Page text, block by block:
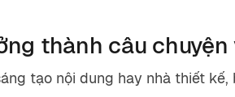
thành câu
tạo nội dung hay nhà thiết